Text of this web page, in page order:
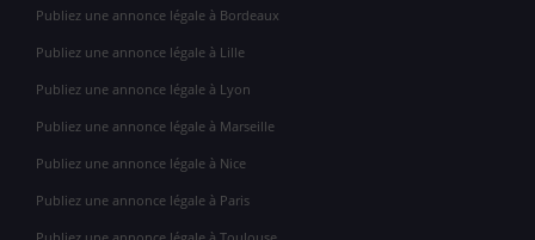
Publiez une annonce légale à Bordeaux
Publiez une annonce légale à Lille
Publiez une annonce légale à Lyon
Publiez une annonce légale à Marseille
Publiez une annonce légale à Nice
Publiez une annonce légale à Paris